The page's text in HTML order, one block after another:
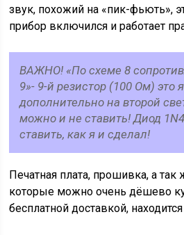
звук, похожий на «пик-фьють»,
прибор включился и работает
ВАЖНО! «По схеме 8
9»- 9-й резистор (100 Ом) это
дополнительно на второй
можно и не ставить! Диод
ставить, как я и сделал!
Печатная плата, прошивка, а так
которые можно очень дёшево
бесплатной доставкой,